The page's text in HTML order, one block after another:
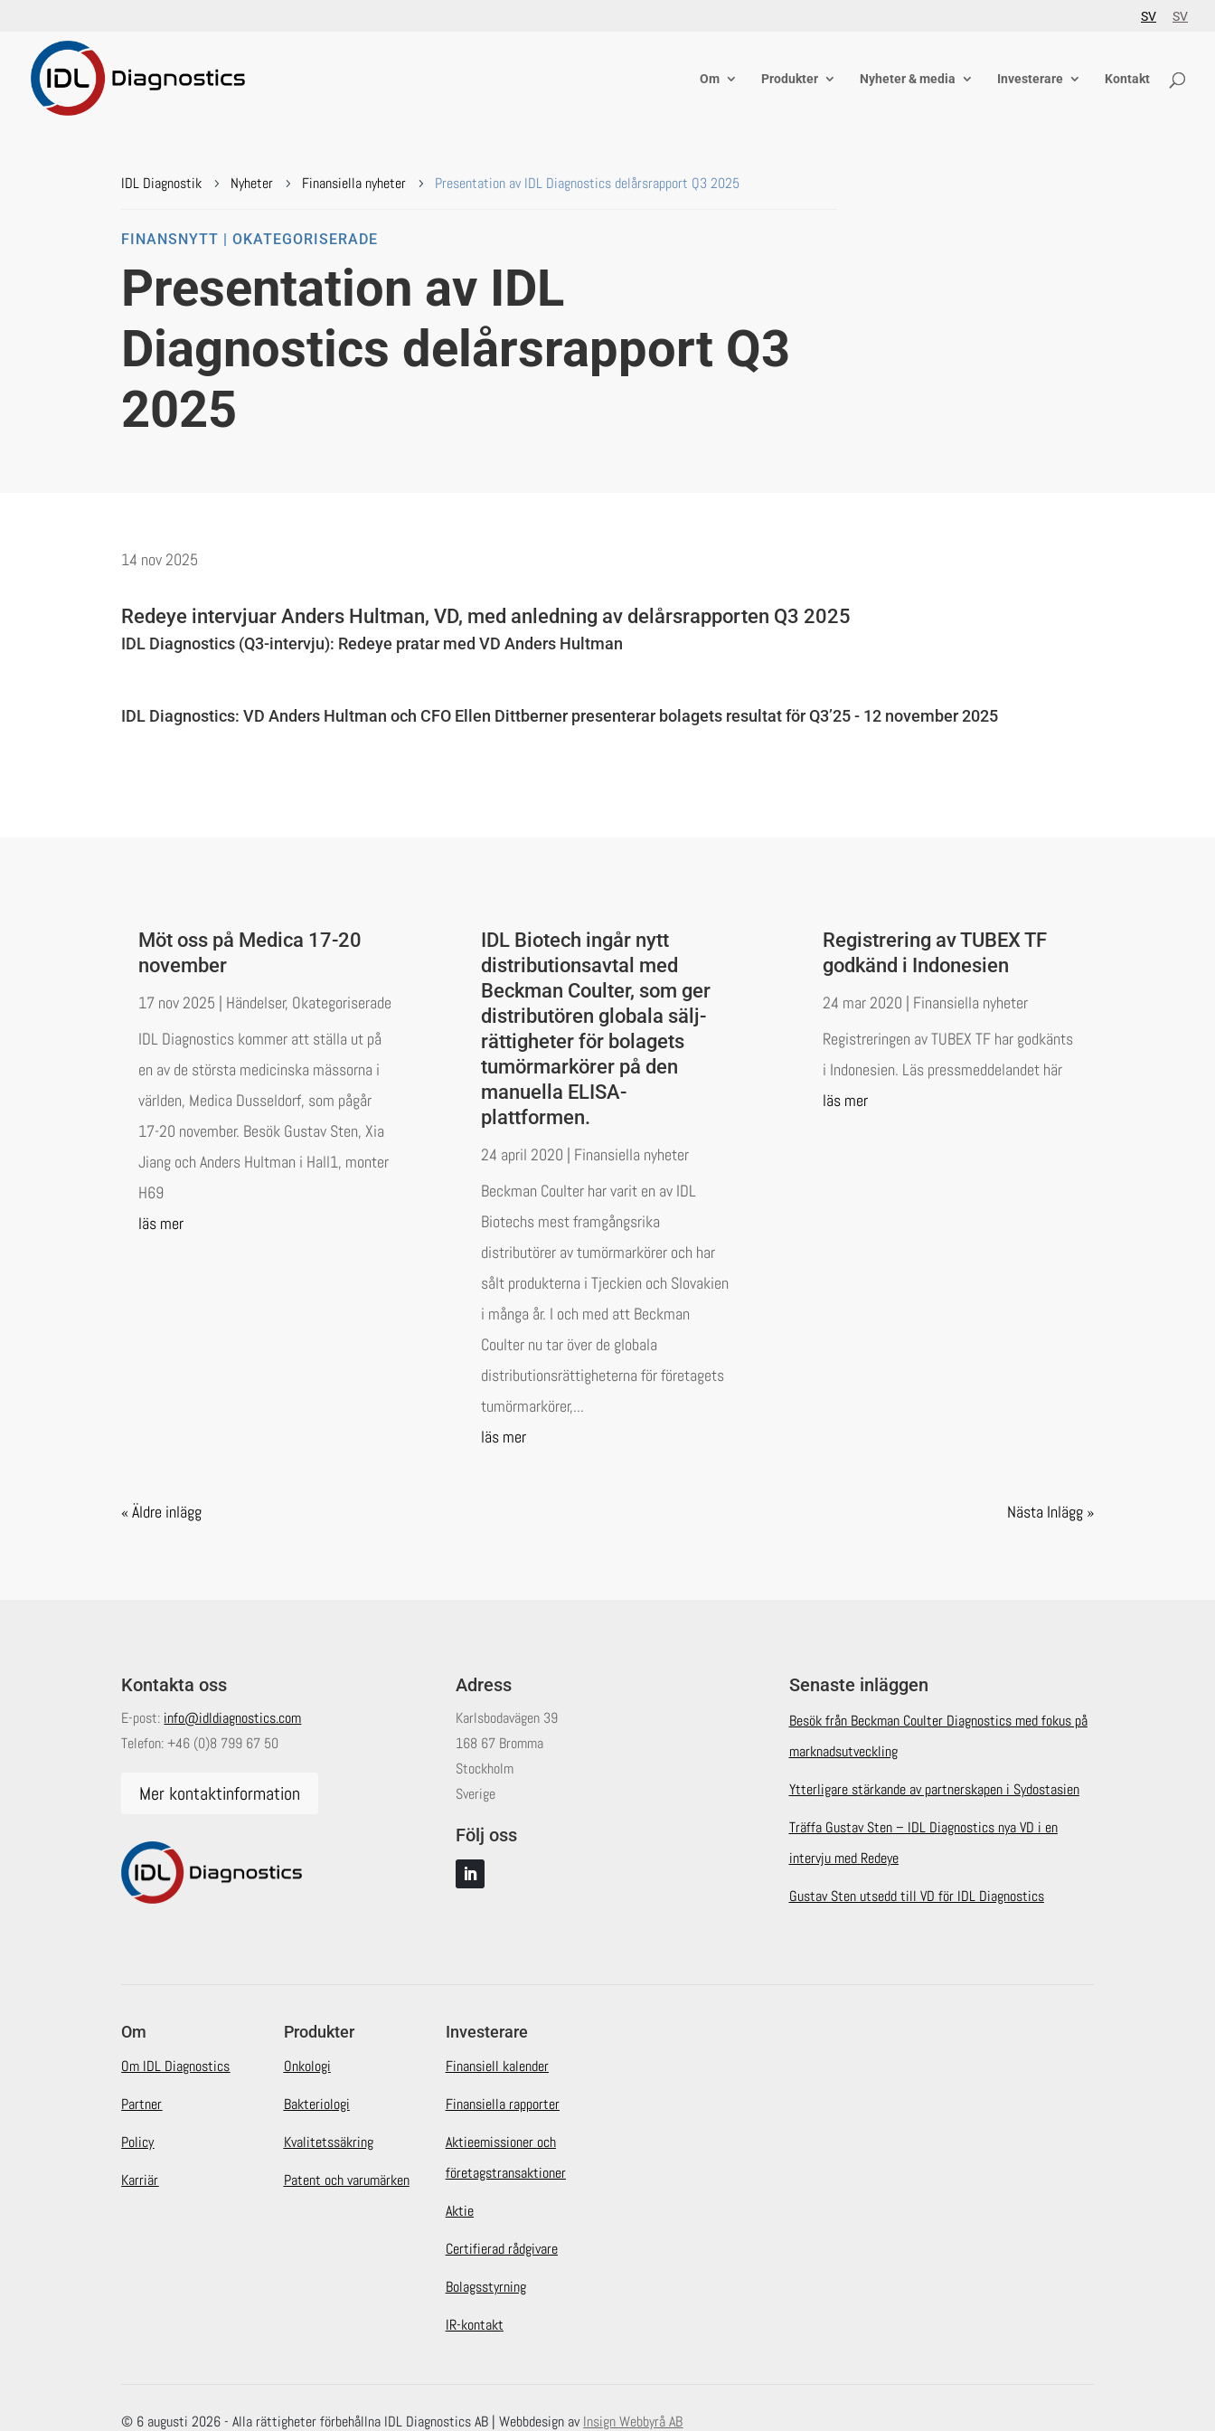
SV SV
Om Produkter Nyheter & media Investerare Kontakt
IDL Diagnostik 5 Nyheter 5 Finansiella nyheter 5 Presentation av IDL Diagnostics delårsrapport Q3 2025
FINANSNYTT | OKATEGORISERADE
Presentation av IDL
Diagnostics delårsrapport Q3
2025
14 nov 2025
Redeye intervjuar Anders Hultman, VD, med anledning av delårsrapporten Q3 2025
IDL Diagnostics (Q3-intervju): Redeye pratar med VD Anders Hultman
IDL Diagnostics: VD Anders Hultman och CFO Ellen Dittberner presenterar bolagets resultat för Q3’25 - 12 november 2025
Möt oss på Medica 17-20
november
17 nov 2025 | Händelser, Okategoriserade
IDL Diagnostics kommer att ställa ut på
en av de största medicinska mässorna i
världen, Medica Dusseldorf, som pågår
17-20 november. Besök Gustav Sten, Xia
Jiang och Anders Hultman i Hall1, monter
H69
läs mer
IDL Biotech ingår nytt
distributionsavtal med
Beckman Coulter, som ger
distributören globala sälj­
rättigheter för bolagets
tumörmarkörer på den
manuella ELISA-
plattformen.
24 april 2020 | Finansiella nyheter
Beckman Coulter har varit en av IDL
Biotechs mest framgångsrika
distributörer av tumörmarkörer och har
sålt produkterna i Tjeckien och Slovakien
i många år. I och med att Beckman
Coulter nu tar över de globala
distributionsrättigheterna för företagets
tumörmarkörer,...
läs mer
Registrering av TUBEX TF
godkänd i Indonesien
24 mar 2020 | Finansiella nyheter
Registreringen av TUBEX TF har godkänts
i Indonesien. Läs pressmeddelandet här
läs mer
« Äldre inlägg Nästa Inlägg »
Kontakta oss
E-post: info@idldiagnostics.com
Telefon:+46 (0)8 799 67 50
Mer kontaktinformation
Adress
Karlsbodavägen 39
168 67 Bromma
Stockholm
Sverige
Följ oss
Senaste inläggen
Besök från Beckman Coulter Diagnostics med fokus på
marknadsutveckling
Ytterligare stärkande av partnerskapen i Sydostasien
Träffa Gustav Sten – IDL Diagnostics nya VD i en
intervju med Redeye
Gustav Sten utsedd till VD för IDL Diagnostics
Om
Om IDL Diagnostics
Partner
Policy
Karriär
Produkter
Onkologi
Bakteriologi
Kvalitetssäkring
Patent och varumärken
Investerare
Finansiell kalender
Finansiella rapporter
Aktieemissioner och
företagstransaktioner
Aktie
Certifierad rådgivare
Bolagsstyrning
IR-kontakt
© 6 augusti 2026 - Alla rättigheter förbehållna IDL Diagnostics AB | Webbdesign avInsign Webbyrå AB